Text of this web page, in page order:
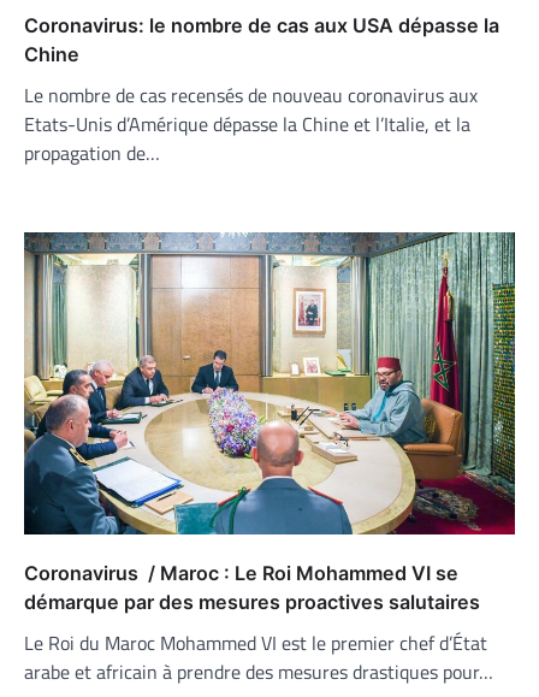
Coronavirus: le nombre de cas aux USA dépasse la
Chine
Le nombre de cas recensés de nouveau coronavirus aux
Etats-Unis d’Amérique dépasse la Chine et l’Italie, et la
propagation de…
Coronavirus / Maroc : Le Roi Mohammed VI se
démarque par des mesures proactives salutaires
Le Roi du Maroc Mohammed VI est le premier chef d’État
arabe et africain à prendre des mesures drastiques pour…